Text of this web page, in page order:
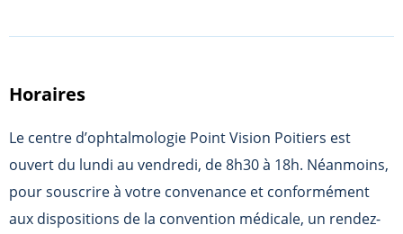
Horaires
Le centre d’ophtalmologie Point Vision Poitiers est
ouvert du lundi au vendredi, de 8h30 à 18h. Néanmoins,
pour souscrire à votre convenance et conformément
aux dispositions de la convention médicale, un rendez-